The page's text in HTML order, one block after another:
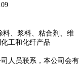
料、浆料、粘合剂、维
工和化纤产品
人员联系，本公司会有